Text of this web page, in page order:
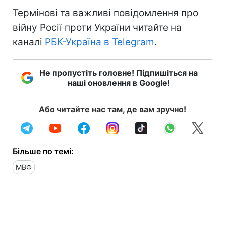
Термінові та важливі повідомлення про
війну Росії проти України читайте на
каналі РБК-Україна в Telegram.
Не пропустіть головне! Підпишіться на
наші оновлення в Google!
Або читайте нас там, де вам зручно!
Більше по темі:
МВФ